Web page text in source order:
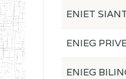
ENIET
ENIEG
ENIEG